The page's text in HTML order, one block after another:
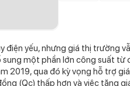
đồng chuyển khoản:
điện yếu, nhưng giá thị trường
một phần lớn công suất
2019, qua đó kỳ vọng hỗ trợ
(Qc) thấp hơn và việc tăng